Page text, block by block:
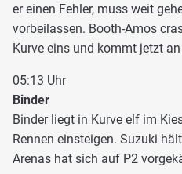
er einen Fehler, muss weit
vorbeilassen. Booth-Amos
Kurve eins und kommt jetzt
05:13 Uhr
Binder
Binder liegt in Kurve elf im
Rennen einsteigen. Suzuki
Arenas hat sich auf P2